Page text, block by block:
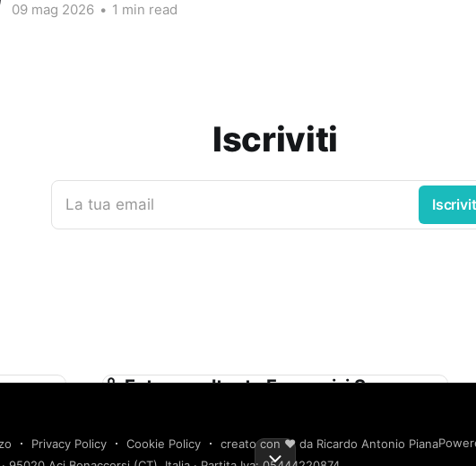
09 mag 2026 • 1 min read
Iscriviti
La tua email
e
Ente appaltante Ferservizi S.p.a.
Dello Stato Italiane S.p.a.) in Nome e
Privacy Policy Cookie Policy creato con ❤️ da Ricardo Antonio Piana